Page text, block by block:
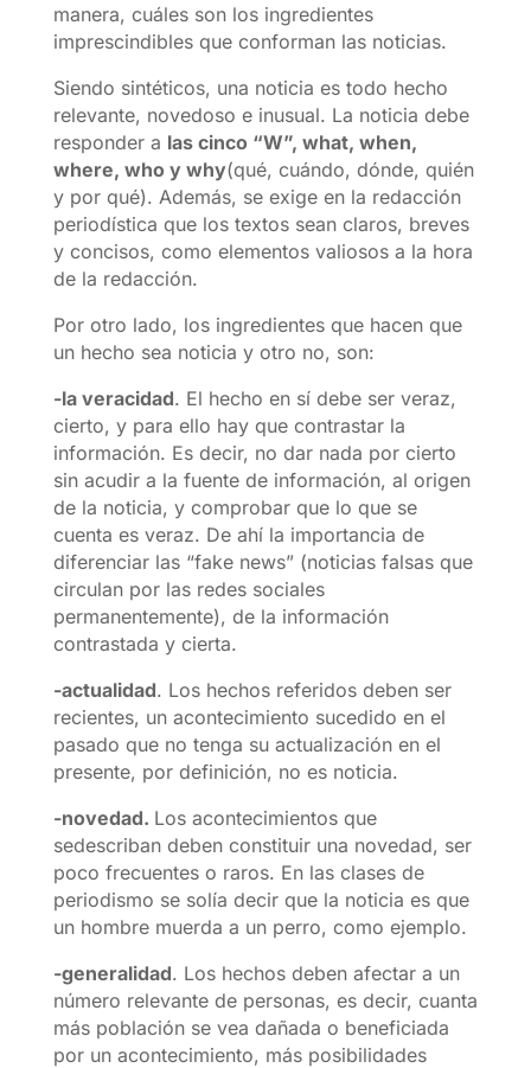
manera, cuáles son los ingredientes
imprescindibles que conforman las noticias.
Siendo sintéticos, una noticia es todo hecho
relevante, novedoso e inusual. La noticia debe
responder a las cinco “W”, what, when,
where, who y why(qué, cuándo, dónde, quién
y por qué). Además, se exige en la redacción
periodística que los textos sean claros, breves
y concisos, como elementos valiosos a la hora
de la redacción.
Por otro lado, los ingredientes que hacen que
un hecho sea noticia y otro no, son:
-la veracidad. El hecho en sí debe ser veraz,
cierto, y para ello hay que contrastar la
información. Es decir, no dar nada por cierto
sin acudir a la fuente de información, al origen
de la noticia, y comprobar que lo que se
cuenta es veraz. De ahí la importancia de
diferenciar las “fake news” (noticias falsas que
circulan por las redes sociales
permanentemente), de la información
contrastada y cierta.
-actualidad. Los hechos referidos deben ser
recientes, un acontecimiento sucedido en el
pasado que no tenga su actualización en el
presente, por definición, no es noticia.
-novedad. Los acontecimientos que
sedescriban deben constituir una novedad, ser
poco frecuentes o raros. En las clases de
periodismo se solía decir que la noticia es que
un hombre muerda a un perro, como ejemplo.
-generalidad. Los hechos deben afectar a un
número relevante de personas, es decir, cuanta
más población se vea dañada o beneficiada
por un acontecimiento, más posibilidades